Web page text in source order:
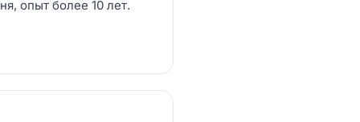
опыт более 10 лет.